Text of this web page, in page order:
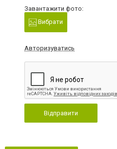
Завантажити фото:
Вибрати
Авторизуватись
Відправити